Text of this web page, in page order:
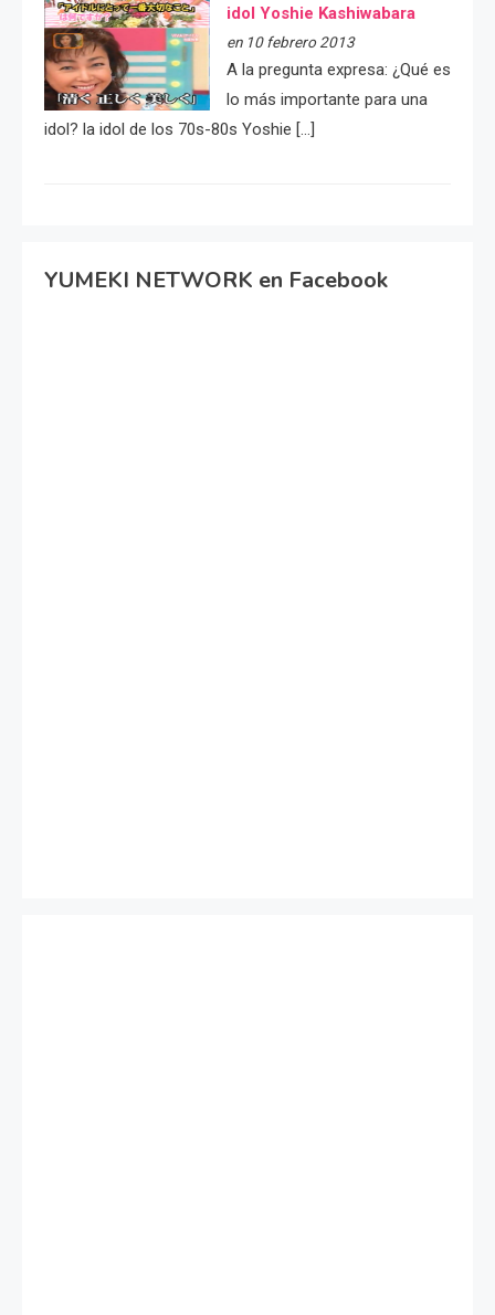
idol Yoshie Kashiwabara
en 10 febrero 2013
A la pregunta expresa: ¿Qué es
lo más importante para una
idol? la idol de los 70s-80s Yoshie […]
YUMEKI NETWORK en Facebook